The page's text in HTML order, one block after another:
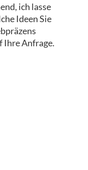
ich lasse
Ideen Sie
Ihre Anfrage.